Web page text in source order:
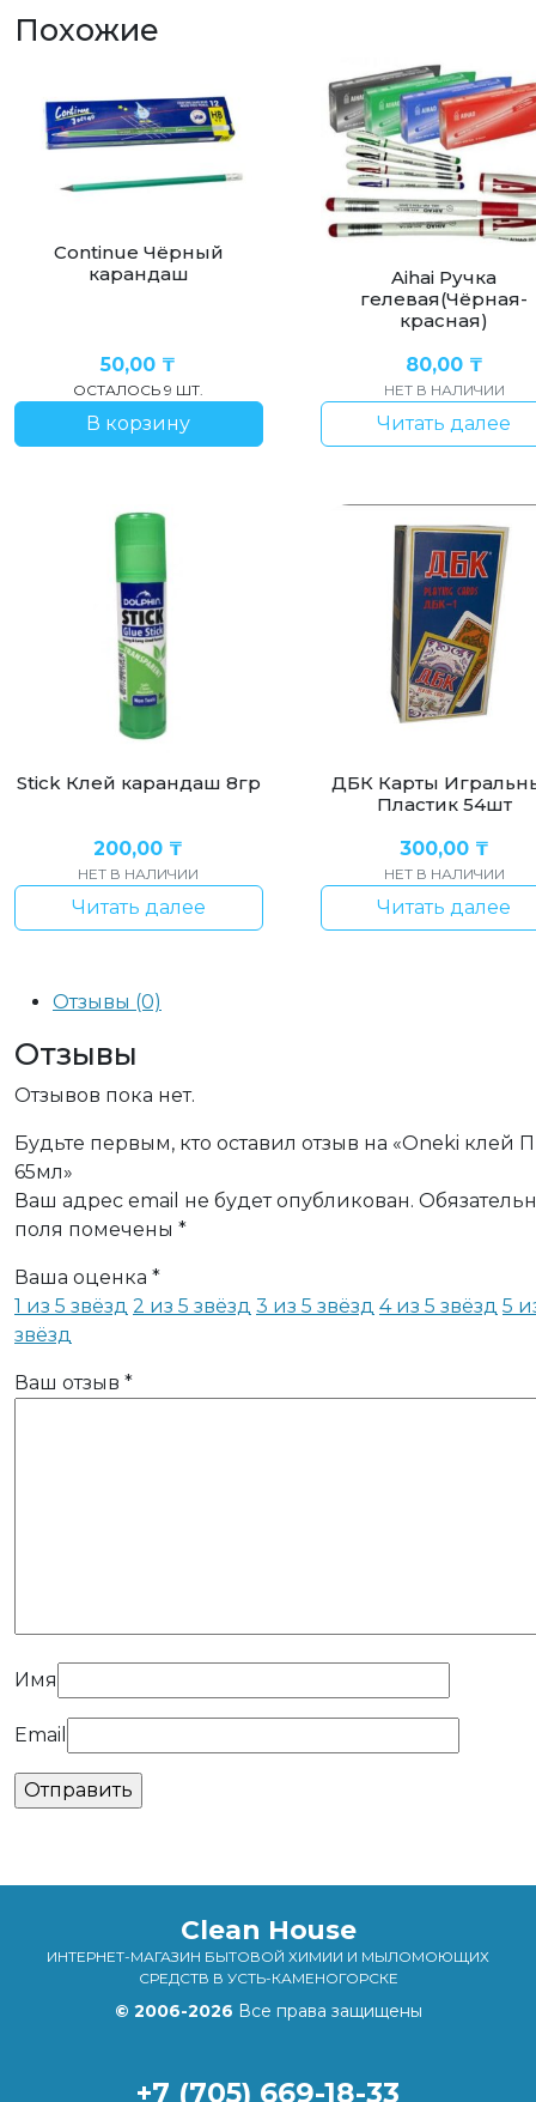
65мл
Отзывы (0)
Отзывы
Отзывов пока нет.
Будьте первым, кто оставил отзыв на «Oneki клей
65мл»
Ваш адрес email не будет опубликован.
поля помечены *
Ваша оценка *
1 из 5 звёзд 2 из 5 звёзд 3 из 5 звёзд 4 из 5 звёзд 5
звёзд
Ваш отзыв *
Имя
Email
Похожие
Continue Чёрный
карандаш
50,00 ₸
ОСТАЛОСЬ 9 ШТ.
В корзину
Aihai Ручка
гелевая(Чёрная-
красная)
80,00 ₸
НЕТ В НАЛИЧИИ
Читать далее
Stick Клей карандаш 8гр
200,00 ₸
НЕТ В НАЛИЧИИ
Читать далее
ДБК Карты
Пластик 54шт
300,00 ₸
НЕТ В НАЛИЧИИ
Читать далее
Clean House
ИНТЕРНЕТ-МАГАЗИН БЫТОВОЙ ХИМИИ И МЫЛОМОЮЩИХ
СРЕДСТВ В УСТЬ-КАМЕНОГОРСКЕ
© 2006-2026 Все права защищены
+7 (705) 669-18-33